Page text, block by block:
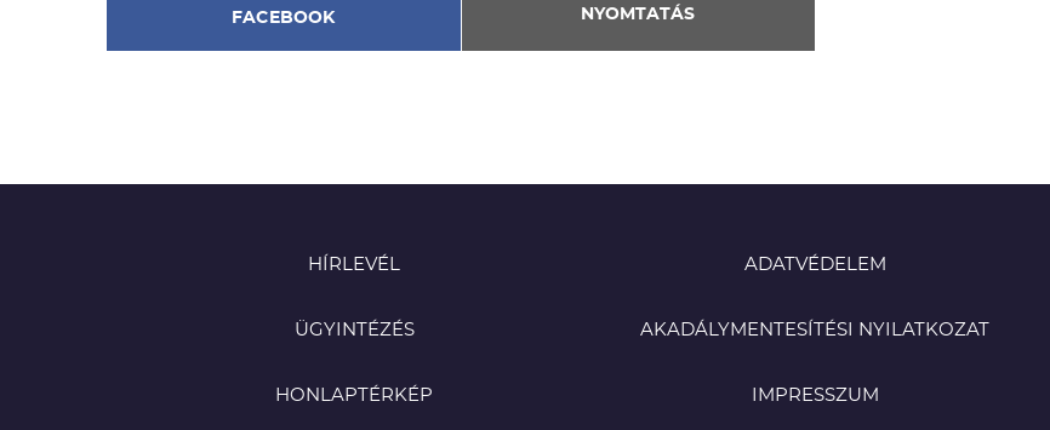
FACEBOOK NYOMTATÁS
HÍRLEVÉL
ÜGYINTÉZÉS
HONLAPTÉRKÉP
ADATVÉDELEM
AKADÁLYMENTESÍTÉSI NYILATKOZAT
IMPRESSZUM